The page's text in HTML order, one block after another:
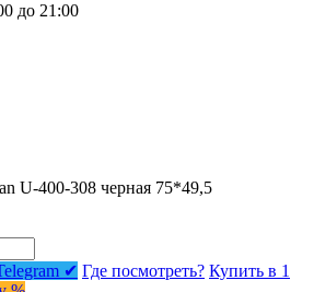
до 21:00
U-400-308 черная 75*49,5
✔ Где посмотреть? Купить в 1